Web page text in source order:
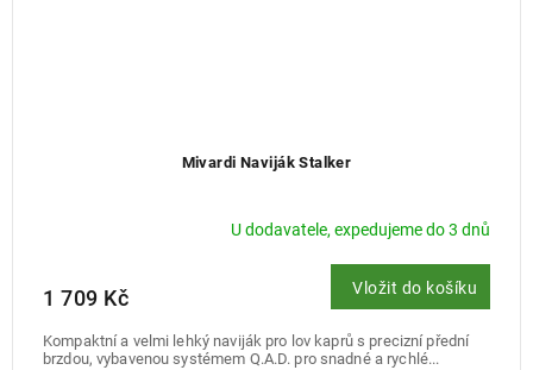
Mivardi Naviják Stalker
U dodavatele, expedujeme do 3 dnů
1 709 Kč Vložit do košíku
Kompaktní a velmi lehký naviják pro lov kaprů s precizní přední
brzdou, vybavenou systémem Q.A.D. pro snadné a rychlé...